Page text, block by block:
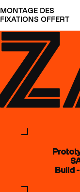
MONTAGE DES
FIXATIONS OFFERT
Build